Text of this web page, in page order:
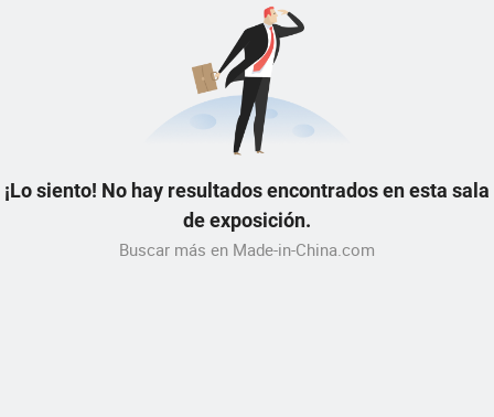
¡Lo siento! No hay resultados encontrados en esta sala
de exposición.
Buscar más en Made-in-China.com